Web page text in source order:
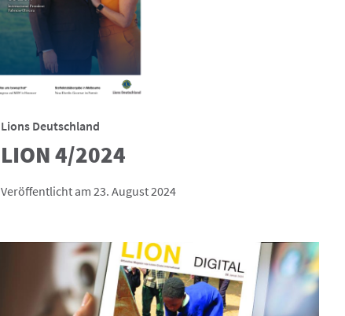
Lions Deutschland
LION 4/2024
Veröffentlicht am 23. August 2024